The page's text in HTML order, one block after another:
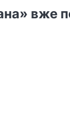
вже